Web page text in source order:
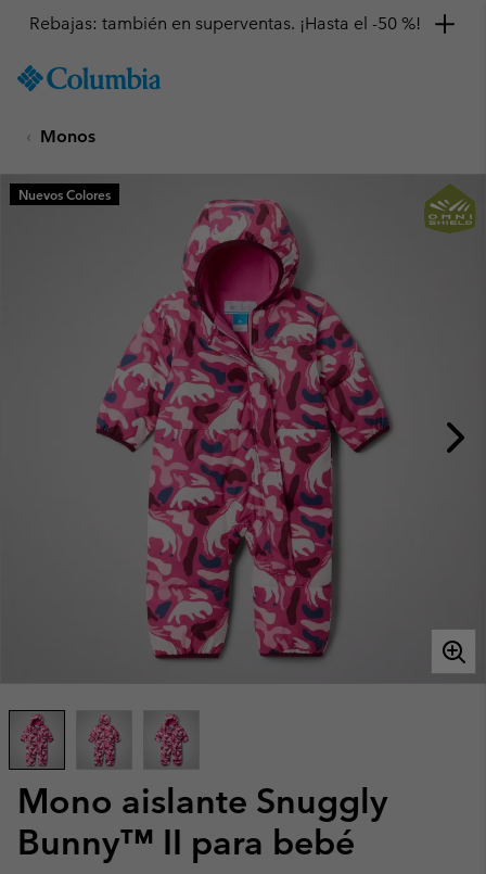
TO
SKIP
MAIN
NAV
Rebajas: también en superventas. ¡Hasta el -50 %!
Monos
Mono aislante Snuggly
Bunny™ II para bebé
Nuevos Colores